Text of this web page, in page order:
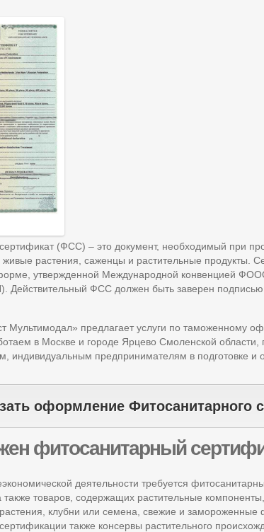
(ФСС) – это документ, необходимый при
растения, саженцы и растительные продукты.
утвержденной Международной конвенцией
Действительный ФСС должен быть заверен подписью
Мультимодал» предлагает услуги по таможенному
в Москве и городе Ярцево Смоленской
индивидуальным предпринимателям в подготовке и
оформление Фитосанитарного
фитосанитарный
деятельности требуется
товаров, содержащих растительные
клубни или семена, свежие и
также консервы растительного